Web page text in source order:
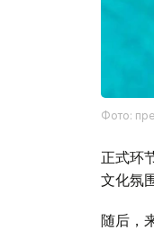
Фото:
正式环
文化氛
随后，